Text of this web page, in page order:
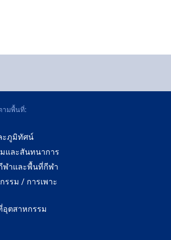
ามพื้นที่:
ะภูมิทัศน์
และสันทนาการ
ฬาและพื้นที่กีฬา
รรม / การเพาะ
อุตสาหกรรม